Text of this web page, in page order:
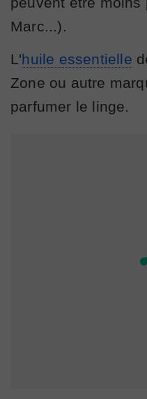
Marc...).
L'huile essentielle
Zone ou autre
parfumer le linge.